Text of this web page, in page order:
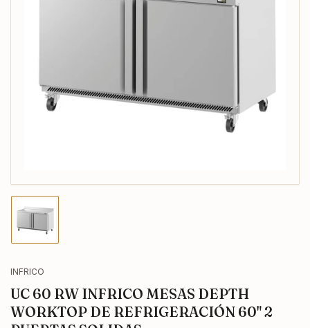
imagen
1
la
de
galería
INFRICO
UC 60 RW INFRICO MESAS DEPTH
WORKTOP DE REFRIGERACIÓN 60" 2